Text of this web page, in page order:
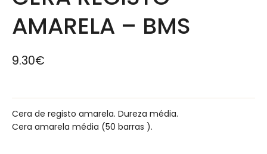
AMARELA – BMS
9.30€
Cera de registo amarela. Dureza média.
Cera amarela média (50 barras ).